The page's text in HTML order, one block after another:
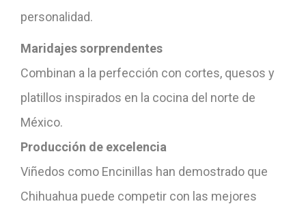
personalidad.
Maridajes sorprendentes
Combinan a la perfección con cortes, quesos y
platillos inspirados en la cocina del norte de
México.
Producción de excelencia
Viñedos como Encinillas han demostrado que
Chihuahua puede competir con las mejores